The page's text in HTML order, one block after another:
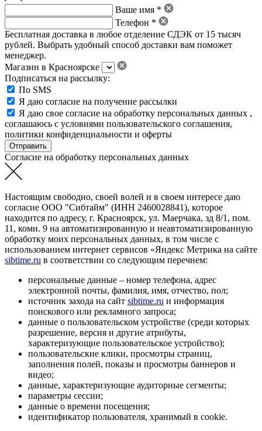
Ваше имя *
Телефон *
Бесплатная доставка в любое отделение СДЭК от 15 тысяч
рублей. Выбрать удобный способ доставки вам поможет
менеджер.
Магазин в Красноярске
Подписаться на рассылку:
По SMS
Я даю согласие на получение рассылки
Я даю свое согласие на обработку персональных данных ,
соглашаюсь с условиями пользовательского соглашения,
политики конфиденциальности и оферты
Согласие на обработку персональных данных
Настоящим свободно, своей волей и в своем интересе даю
согласие ООО "Сибтайм" (ИНН 2460028841), которое
находится по адресу, г. Красноярск, ул. Маерчака, зд 8/1, пом.
11, комн. 9 на автоматизированную и неавтоматизированную
обработку моих персональных данных, в том числе с
использованием интернет сервисов «Яндекс Метрика на сайте
sibtime.ru в соответствии со следующим перечнем:
персональные данные – номер телефона, адрес
электронной почты, фамилия, имя, отчество, пол;
источник захода на сайт sibtime.ru и информация
поискового или рекламного запроса;
данные о пользовательском устройстве (среди которых
разрешение, версия и другие атрибуты,
характеризующие пользовательское устройство);
пользовательские клики, просмотры страниц,
заполнения полей, показы и просмотры баннеров и
видео;
данные, характеризующие аудиторные сегменты;
параметры сессии;
данные о времени посещения;
идентификатор пользователя, хранимый в cookie.